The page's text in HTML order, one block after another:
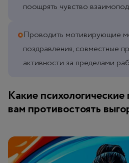
поощрять чувство
Проводить мотивирующие
поздравления, совместные
активности за пределами
Какие
вам противостоять